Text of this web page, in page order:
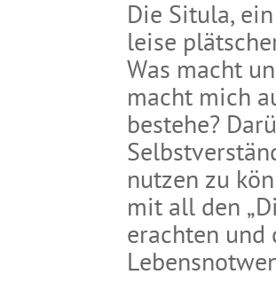
Die Situla,
leise
Was macht
macht mich
bestehe?
nutzen zu
mit all den
erachten und